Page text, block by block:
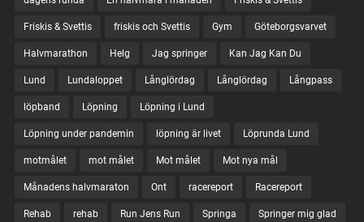
Friskis & Svettis friskis och Svettis Gym Göteborgsvarvet
Halvmarathon Helg Jag springer Kan Jag Kan Du
Lund Lundaloppet Långlördag Långlördag Långpass
löpband Löpning Löpning i Lund
Löpning under pandemin löpning är livet Löprunda Lund
motmålet mot målet Mot målet Mot nya mål
Månadens halvmaraton Ont racereport Racereport
Rehab rehab Run Jens Run Springa Springer mig glad